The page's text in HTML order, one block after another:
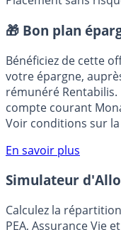
Placement sans
🎁 Bon plan
Bénéficiez de cette
votre épargne,
rémunéré Rentabilis.
compte courant
Voir conditions sur la
En savoir plus
Simulateur